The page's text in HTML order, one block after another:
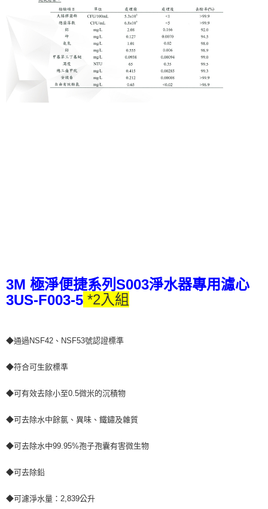
3M 極淨便捷系列S003淨水器專用濾心
3US-F003-5 *2入組
◆通過NSF42、NSF53號認證標準
◆符合可生飲標準
◆可有效去除小至0.5微米的沉積物
◆可去除水中餘氯、異味、鐵鏽及雜質
◆可去除水中99.95%孢子孢囊有害微生物
◆可去除鉛
◆可濾淨水量：2,839公升